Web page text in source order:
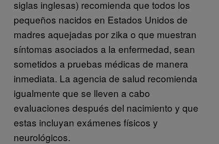
siglas inglesas) recomienda que todos los
pequeños nacidos en Estados Unidos de
madres aquejadas por zika o que muestran
síntomas asociados a la enfermedad, sean
sometidos a pruebas médicas de manera
inmediata. La agencia de salud recomienda
igualmente que se lleven a cabo
evaluaciones después del nacimiento y que
estas incluyan exámenes físicos y
neurológicos.